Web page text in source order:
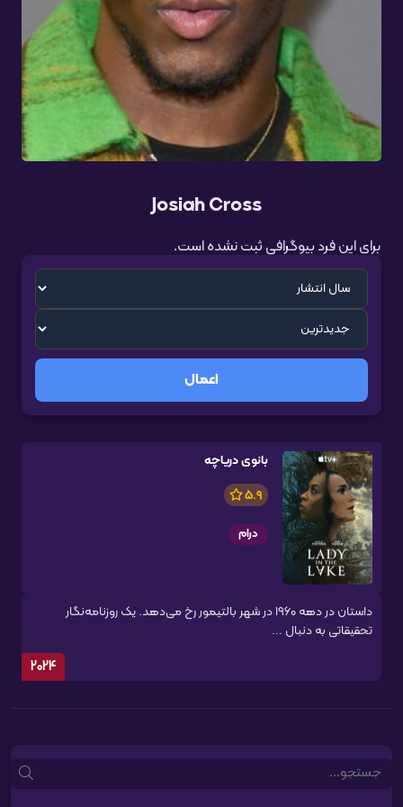
Josiah Cross
برای این فرد بیوگرافی ثبت نشده است.
اعمال
بانوی دریاچه
5.9
درام
داستان در دهه ۱۹۶۰ در شهر بالتیمور رخ می‌دهد. یک روزنامه‌نگار
تحقیقاتی به دنبال ...
2024
Search